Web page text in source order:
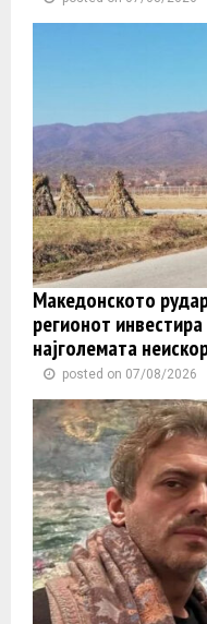
Македонското
регионот
најголемата
posted on 07/08/2026